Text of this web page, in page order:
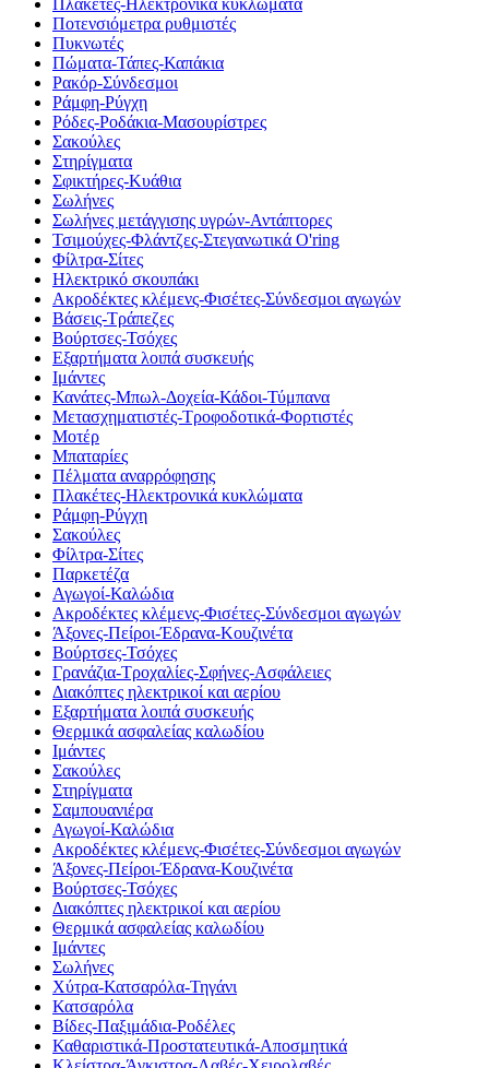
Πλακέτες-Ηλεκτρονικά κυκλώματα
Ποτενσιόμετρα ρυθμιστές
Πυκνωτές
Πώματα-Τάπες-Καπάκια
Ρακόρ-Σύνδεσμοι
Ράμφη-Ρύγχη
Ρόδες-Ροδάκια-Μασουρίστρες
Σακούλες
Στηρίγματα
Σφικτήρες-Κυάθια
Σωλήνες
Σωλήνες μετάγγισης υγρών-Αντάπτορες
Τσιμούχες-Φλάντζες-Στεγανωτικά O'ring
Φίλτρα-Σίτες
Ηλεκτρικό σκουπάκι
Ακροδέκτες κλέμενς-Φισέτες-Σύνδεσμοι αγωγών
Βάσεις-Τράπεζες
Βούρτσες-Τσόχες
Εξαρτήματα λοιπά συσκευής
Ιμάντες
Κανάτες-Μπωλ-Δοχεία-Κάδοι-Τύμπανα
Μετασχηματιστές-Τροφοδοτικά-Φορτιστές
Μοτέρ
Μπαταρίες
Πέλματα αναρρόφησης
Πλακέτες-Ηλεκτρονικά κυκλώματα
Ράμφη-Ρύγχη
Σακούλες
Φίλτρα-Σίτες
Παρκετέζα
Αγωγοί-Καλώδια
Ακροδέκτες κλέμενς-Φισέτες-Σύνδεσμοι αγωγών
Άξονες-Πείροι-Έδρανα-Κουζινέτα
Βούρτσες-Τσόχες
Γρανάζια-Τροχαλίες-Σφήνες-Ασφάλειες
Διακόπτες ηλεκτρικοί και αερίου
Εξαρτήματα λοιπά συσκευής
Θερμικά ασφαλείας καλωδίου
Ιμάντες
Σακούλες
Στηρίγματα
Σαμπουανιέρα
Αγωγοί-Καλώδια
Ακροδέκτες κλέμενς-Φισέτες-Σύνδεσμοι αγωγών
Άξονες-Πείροι-Έδρανα-Κουζινέτα
Βούρτσες-Τσόχες
Διακόπτες ηλεκτρικοί και αερίου
Θερμικά ασφαλείας καλωδίου
Ιμάντες
Σωλήνες
Χύτρα-Κατσαρόλα-Τηγάνι
Κατσαρόλα
Βίδες-Παξιμάδια-Ροδέλες
Καθαριστικά-Προστατευτικά-Αποσμητικά